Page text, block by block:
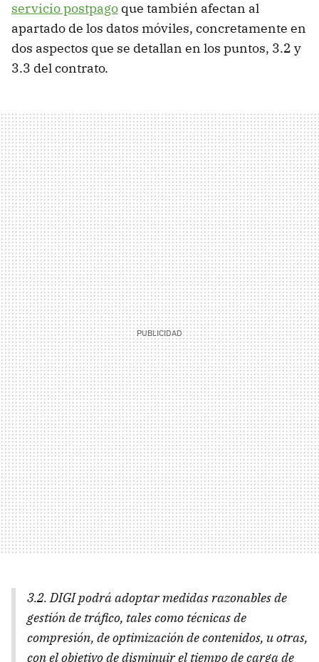
servicio postpago que también afectan al
apartado de los datos móviles, concretamente en
dos aspectos que se detallan en los puntos, 3.2 y
3.3 del contrato.
3.2. DIGI podrá adoptar medidas razonables de
gestión de tráfico, tales como técnicas de
compresión, de optimización de contenidos, u otras,
con el objetivo de disminuir el tiempo de carga de